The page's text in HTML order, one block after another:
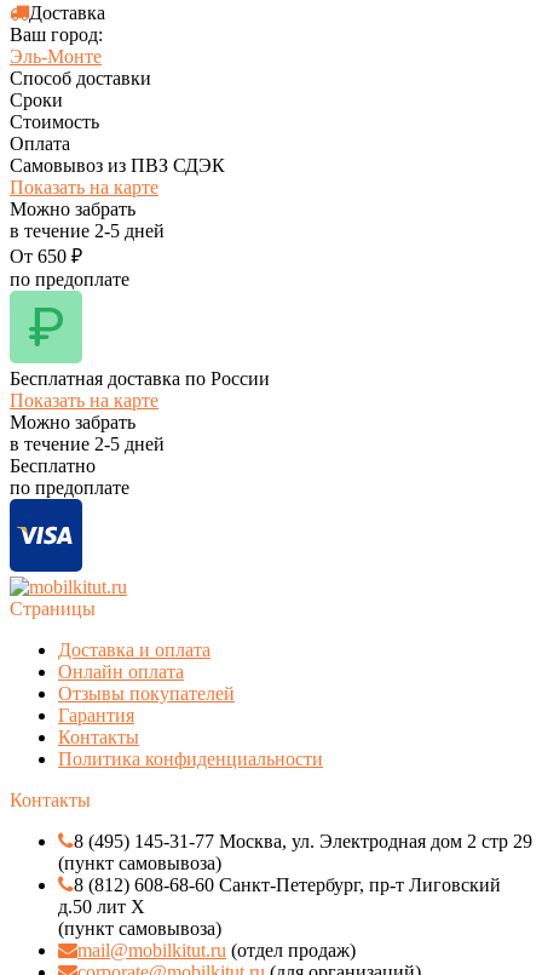
Доставка
Ваш город:
Эль-Монте
Способ доставки
Сроки
Стоимость
Оплата
Самовывоз из ПВЗ СДЭК
Показать на карте
Можно забрать
в течение 2-5 дней
От 650 ₽
по предоплате
Бесплатная доставка по России
Показать на карте
Можно забрать
в течение 2-5 дней
Бесплатно
по предоплате
Страницы
Доставка и оплата
Онлайн оплата
Отзывы покупателей
Гарантия
Контакты
Политика конфиденциальности
Контакты
8 (495) 145-31-77 Москва, ул. Электродная дом 2 стр 29
(пункт самовывоза)
8 (812) 608-68-60 Санкт-Петербург, пр-т Лиговский
д.50 лит Х
(пункт самовывоза)
mail@mobilkitut.ru (отдел продаж)